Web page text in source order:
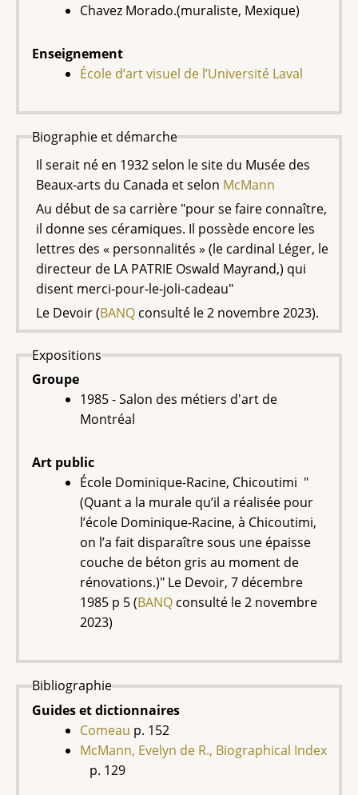
Chavez Morado.(muraliste, Mexique)
Enseignement
École d’art visuel de l’Université Laval
Biographie et démarche
Il serait né en 1932 selon le site du Musée des
Beaux-arts du Canada et selon McMann
Au début de sa carrière "pour se faire connaître,
il donne ses céramiques. Il possède encore les
lettres des « personnalités » (le cardinal Léger, le
directeur de LA PATRIE Oswald Mayrand,) qui
disent merci-pour-le-joli-cadeau"
Le Devoir (BANQconsulté le 2 novembre 2023).
Expositions
Groupe
1985 - Salon des métiers d'art de
Montréal
Art public
École Dominique-Racine, Chicoutimi "
(Quant a la murale qu’il a réalisée pour
l’école Dominique-Racine, à Chicoutimi,
on l’a fait disparaître sous une épaisse
couche de béton gris au moment de
rénovations.)" Le Devoir, 7 décembre
1985 p 5 (BANQ consulté le 2 novembre
2023)
Bibliographie
Guides et dictionnaires
Comeau p. 152
McMann, Evelyn de R., Biographical Index
p. 129